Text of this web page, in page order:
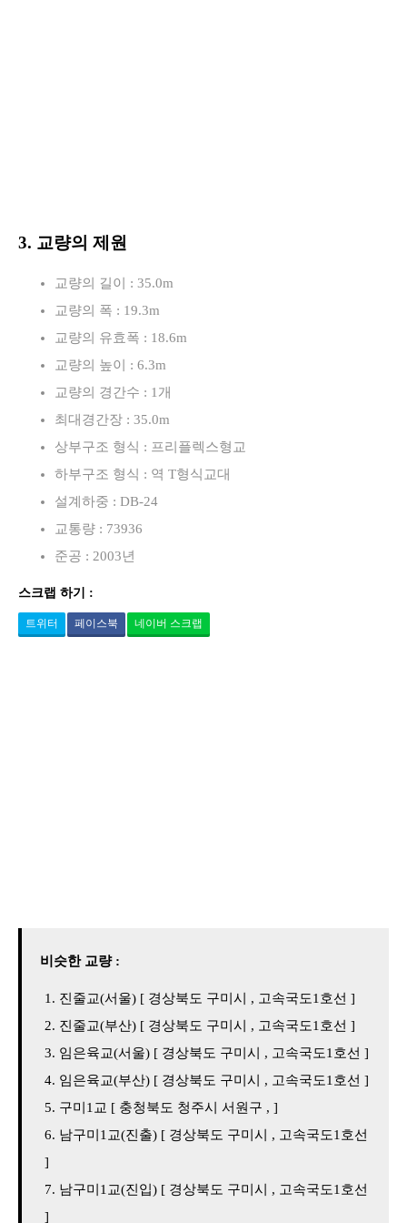
3. 교량의 제원
교량의 길이 : 35.0m
교량의 폭 : 19.3m
교량의 유효폭 : 18.6m
교량의 높이 : 6.3m
교량의 경간수 : 1개
최대경간장 : 35.0m
상부구조 형식 : 프리플렉스형교
하부구조 형식 : 역 T형식교대
설계하중 : DB-24
교통량 : 73936
준공 : 2003년
스크랩 하기 :
트위터 페이스북 네이버 스크랩
비슷한 교량 :
진줄교(서울) [ 경상북도 구미시 , 고속국도1호선 ]
진줄교(부산) [ 경상북도 구미시 , 고속국도1호선 ]
임은육교(서울) [ 경상북도 구미시 , 고속국도1호선 ]
임은육교(부산) [ 경상북도 구미시 , 고속국도1호선 ]
구미1교 [ 충청북도 청주시 서원구 , ]
남구미1교(진출) [ 경상북도 구미시 , 고속국도1호선
]
남구미1교(진입) [ 경상북도 구미시 , 고속국도1호선
]